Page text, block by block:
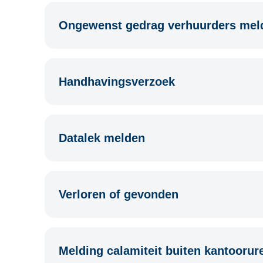
Ongewenst gedrag verhuurders
Handhavingsverzoek
Datalek melden
Verloren of gevonden
Melding calamiteit buiten